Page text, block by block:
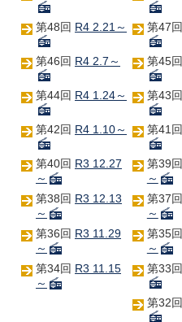
第48回 R4 2.21～ 第47回
第46回 R4 2.7～ 第45回
第44回 R4 1.24～ 第43回
第42回 R4 1.10～ 第41回
第40回 R3 12.27
～
第39回
～
第38回 R3 12.13
～
第37回
～
第36回 R3 11.29
～
第35回
～
第34回 R3 11.15
～
第33回
第32回